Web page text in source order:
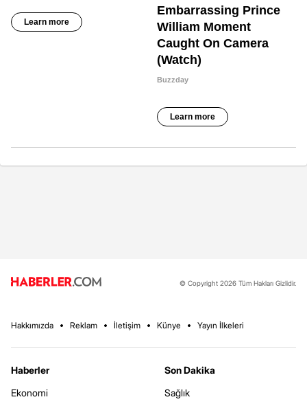
© Copyright 2026 Tüm Hakları Gizlidir.
Hakkımızda Reklam İletişim Künye Yayın İlkeleri
Haberler
Ekonomi
Son Dakika
Sağlık